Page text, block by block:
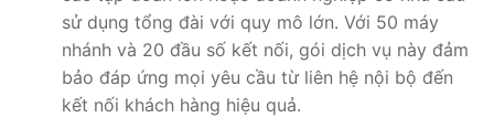
sử dụng tổng đài với quy mô lớn. Với 50 máy
nhánh và 20 đầu số kết nối, gói dịch vụ này đảm
bảo đáp ứng mọi yêu cầu từ liên hệ nội bộ đến
kết nối khách hàng hiệu quả.